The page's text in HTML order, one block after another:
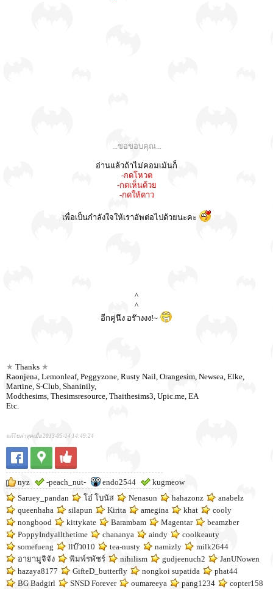
...ขอขอบคุณ...
อ่านแล้วถ้าไม่คอมเม้นก็
-กดโหวต
-กดเห็นด้วย
-กดให้ดาว
เพื่อเป็นกำลังใจให้เราอัพต่อไปด้วยนะคะ
^
^
อีกคู่นึง อร๊างงง!~
★ Thanks ★
Raonjena, Lemonleaf, Peggyzone, Rusty Nail, Orangesim, Newsea, Elke,
Martine, S-Club, Shaninily,
Modthesims, Thesimsresource, Thaithesims3, Upic.me, EA
Etc.
แก้ไขล่าสุดเมื่อ 2013-05-14 14:49:24
nyz -peach_nut- endo2544
kugmeow
Saruey_pandan
โอ๋ โบนัส Nenasun hahazonz
anabelz
queenhaha
silapun Kirita amegina khat
cooly
nongbood
kittykate Barambam Magentar
beamzber
PoppyIndyallthetime
chananya aindy
coolkeauty
somefueng
llบ๊ว010 tea-nusty namizly
milk2644
อายามูจิจัง
พิมพ์รพัชร์ nihilism gudjeenuch2
JanUNowen
hazaya8177
GifteD_butterfly nongkoi supatida
phat44
BG Badgirl
SNSD Forever oumareeya pang1234
copter158